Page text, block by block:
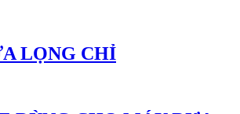
LỌNG CHỈ